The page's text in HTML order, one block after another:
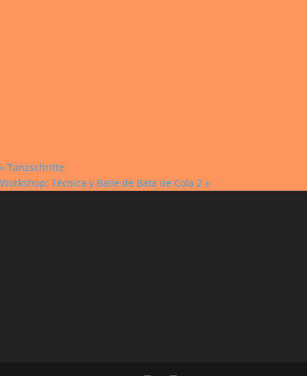
« Tanzschritte
Workshop: Técnica y Baile de Bata de Cola 2 »